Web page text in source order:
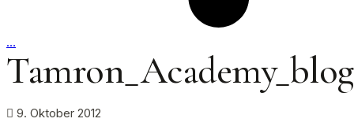
…
Tamron_Academy_blog
9. Oktober 2012